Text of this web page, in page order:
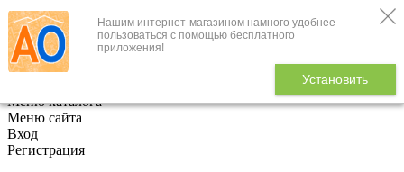
Нашим интернет-магазином намного удобнее
пользоваться с помощью бесплатного
приложения!
Установить
+7 (495) 646-888-1
В корзине
Меню каталога
Меню сайта
Вход
Регистрация